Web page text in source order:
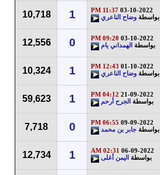
03-10-2022
11:37 PM
بواسطة وضاح الناعري 1
10,718
03-10-2022
09:20 PM
بواسطة
الهمداني يام 0
12,556
01-10-2022
12:43 PM
بواسطة وضاح الناعري 1
10,324
21-09-2022
04:12 PM
بواسطة
الجرح أرحم 1
59,623
09-09-2022
06:55 PM
بواسطة جابر بن محمد 0
7,718
06-09-2022
02:31 AM
بواسطة
اليمن أغلى 1
12,734